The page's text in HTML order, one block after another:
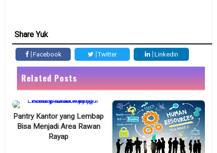
Share Yuk
Facebook Twitter Linkedin
Related Posts
Pantry Kantor yang Lembap
Bisa Menjadi Area Rawan
Rayap